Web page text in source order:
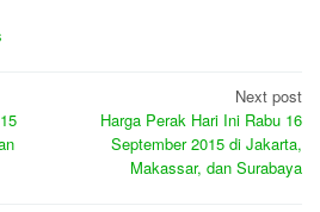
Next post
Harga Perak Hari Ini Rabu 16
September 2015 di Jakarta,
Makassar, dan Surabaya